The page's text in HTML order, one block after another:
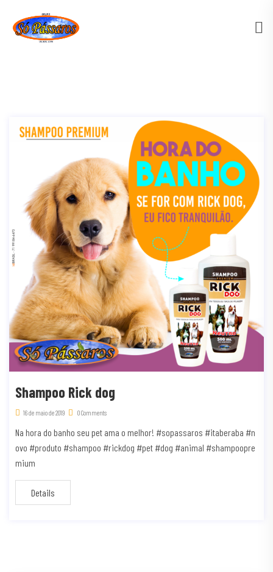
Shampoo Rick dog
16 de maio de 2019 0 Comments
Na hora do banho seu pet ama o melhor! #sopassaros #itaberaba #n
ovo #produto #shampoo #rickdog #pet #dog #animal #shampoopre
mium
Details